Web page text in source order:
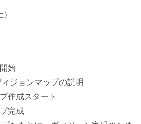
始
ョンマップの説明
作成スタート
完成